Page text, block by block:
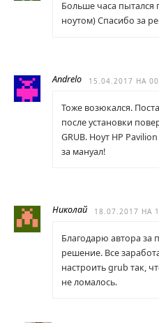
Больше часа пытался
ноутом) Спасибо за
Andrelo 15.04.2017 НА
Тоже возюкался.
после установки
GRUB. Ноут HP
за мануал!
Николай 18.07.2017 НА
Благодарю автора за
решение. Все
настроить grub так,
не ломалось.